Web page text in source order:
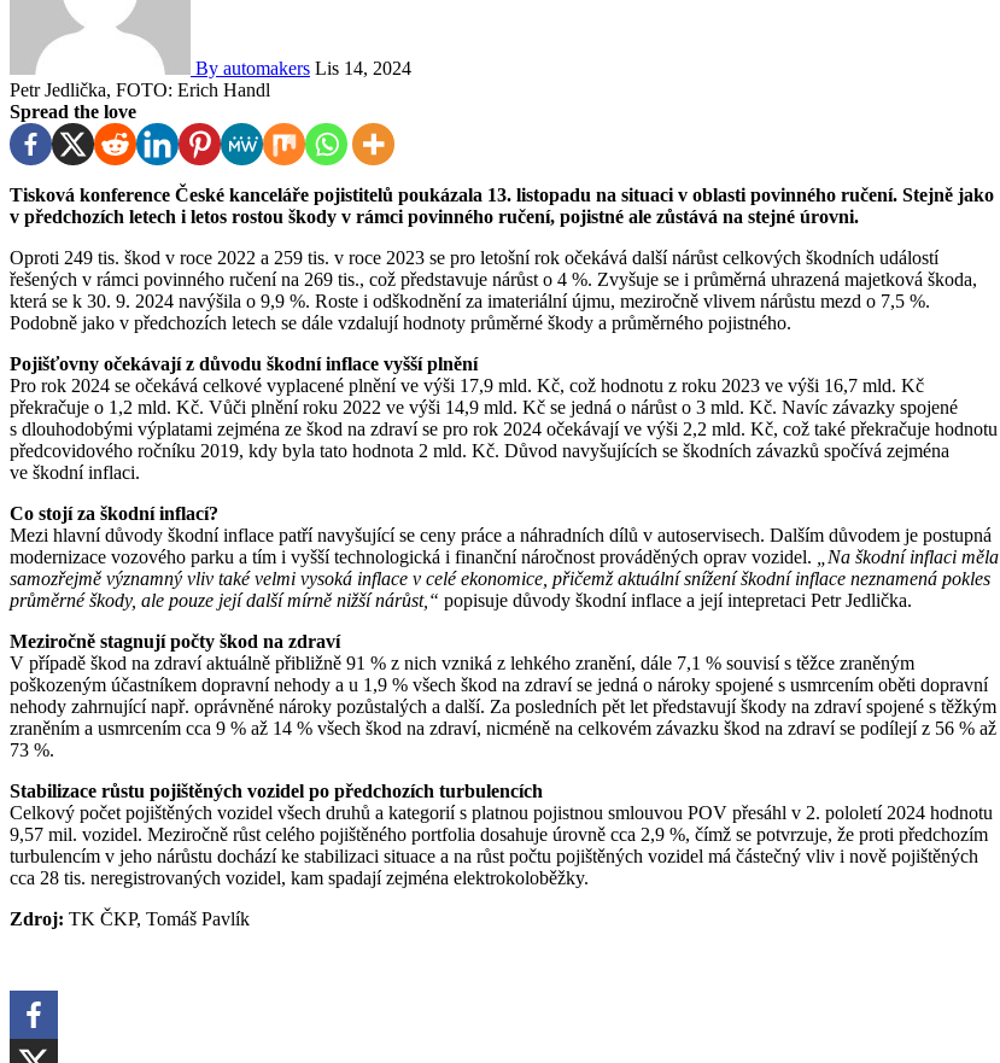
By automakers Lis 14, 2024
Petr Jedlička, FOTO: Erich Handl
Spread the love
Tisková konference České kanceláře pojistitelů poukázala 13. listopadu na situaci v oblasti povinného ručení. Stejně jako
v předchozích letech i letos rostou škody v rámci povinného ručení, pojistné ale zůstává na stejné úrovni.
Oproti 249 tis. škod v roce 2022 a 259 tis. v roce 2023 se pro letošní rok očekává další nárůst celkových škodních událostí
řešených v rámci povinného ručení na 269 tis., což představuje nárůst o 4 %. Zvyšuje se i průměrná uhrazená majetková škoda,
která se k 30. 9. 2024 navýšila o 9,9 %. Roste i odškodnění za imateriální újmu, meziročně vlivem nárůstu mezd o 7,5 %.
Podobně jako v předchozích letech se dále vzdalují hodnoty průměrné škody a průměrného pojistného.
Pojišťovny očekávají z důvodu škodní inflace vyšší plnění
Pro rok 2024 se očekává celkové vyplacené plnění ve výši 17,9 mld. Kč, což hodnotu z roku 2023 ve výši 16,7 mld. Kč
překračuje o 1,2 mld. Kč. Vůči plnění roku 2022 ve výši 14,9 mld. Kč se jedná o nárůst o 3 mld. Kč. Navíc závazky spojené
s dlouhodobými výplatami zejména ze škod na zdraví se pro rok 2024 očekávají ve výši 2,2 mld. Kč, což také překračuje hodnotu
předcovidového ročníku 2019, kdy byla tato hodnota 2 mld. Kč. Důvod navyšujících se škodních závazků spočívá zejména
ve škodní inflaci.
Co stojí za škodní inflací?
Mezi hlavní důvody škodní inflace patří navyšující se ceny práce a náhradních dílů v autoservisech. Dalším důvodem je postupná
modernizace vozového parku a tím i vyšší technologická i finanční náročnost prováděných oprav vozidel.
„Na škodní inflaci měla
samozřejmě významný vliv také velmi vysoká inflace v celé ekonomice, přičemž aktuální snížení škodní inflace neznamená pokles
průměrné škody, ale pouze její další mírně nižší nárůst,“ popisuje důvody škodní inflace a její intepretaci Petr Jedlička.
Meziročně stagnují počty škod na zdraví
V případě škod na zdraví aktuálně přibližně 91 % z nich vzniká z lehkého zranění, dále 7,1 % souvisí s těžce zraněným
poškozeným účastníkem dopravní nehody a u 1,9 % všech škod na zdraví se jedná o nároky spojené s usmrcením oběti dopravní
nehody zahrnující např. oprávněné nároky pozůstalých a další. Za posledních pět let představují škody na zdraví spojené s těžkým
zraněním a usmrcením cca 9 % až 14 % všech škod na zdraví, nicméně na celkovém závazku škod na zdraví se podílejí z 56 % až
73 %.
Stabilizace růstu pojištěných vozidel po předchozích turbulencích
Celkový počet pojištěných vozidel všech druhů a kategorií s platnou pojistnou smlouvou POV přesáhl v 2. pololetí 2024 hodnotu
9,57 mil. vozidel. Meziročně růst celého pojištěného portfolia dosahuje úrovně cca 2,9 %, čímž se potvrzuje, že proti předchozím
turbulencím v jeho nárůstu dochází ke stabilizaci situace a na růst počtu pojištěných vozidel má částečný vliv i nově pojištěných
cca 28 tis. neregistrovaných vozidel, kam spadají zejména elektrokoloběžky.
Zdroj: TK ČKP, Tomáš Pavlík